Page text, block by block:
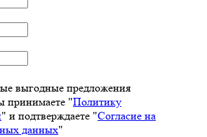
выгодные предложения
принимаете "Политику
" и подтверждаете "Согласие на
данных"